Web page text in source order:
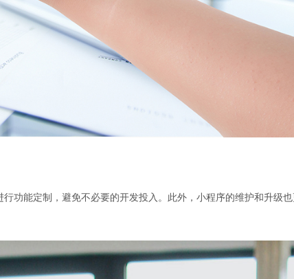
功能定制，避免不必要的开发投入。此外，小程序的维护和升级也